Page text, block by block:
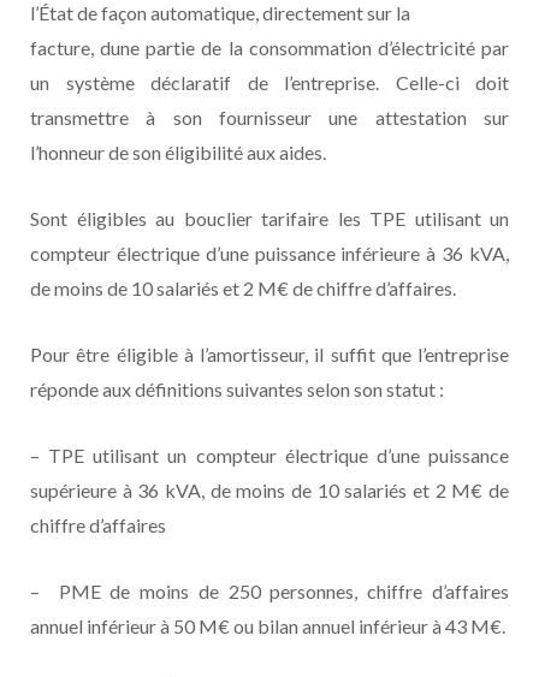
l’État de façon automatique, directement sur la
facture, dune partie de la consommation d’électricité par
un système déclaratif de l’entreprise. Celle-ci doit
transmettre à son fournisseur une attestation sur
l’honneur de son éligibilité aux aides.
Sont éligibles au bouclier tarifaire les TPE utilisant un
compteur électrique d’une puissance inférieure à 36 kVA,
de moins de 10 salariés et 2 M€ de chiffre d’affaires.
Pour être éligible à l’amortisseur, il suffit que l’entreprise
réponde aux définitions suivantes selon son statut :
– TPE utilisant un compteur électrique d’une puissance
supérieure à 36 kVA, de moins de 10 salariés et 2 M€ de
chiffre d’affaires
– PME de moins de 250 personnes, chiffre d’affaires
annuel inférieur à 50 M€ ou bilan annuel inférieur à 43 M€.